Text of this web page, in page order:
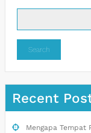
Search
Recent
Mengapa Tempat